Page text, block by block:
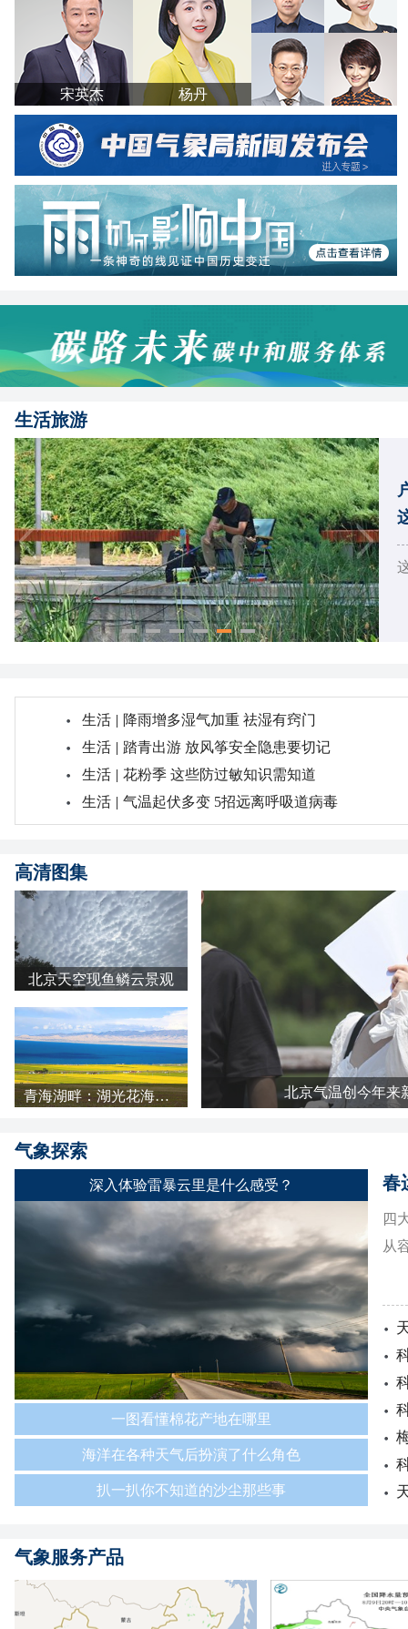
宋英杰 杨丹
生活旅游
生活 | 降雨增多湿气加重 祛湿有窍门
生活 | 踏青出游 放风筝安全隐患要切记
生活 | 花粉季 这些防过敏知识需知道
生活 | 气温起伏多变 5招远离呼吸道病毒
高清图集
北京天空现鱼鳞云景观
青海湖畔：湖光花海长云 天地铺成明亮画卷 北京气温创今年来
气象探索
深入体验雷暴云里是什么感受？
一图看懂棉花产地在哪里
海洋在各种天气后扮演了什么角色
扒一扒你不知道的沙尘那些事
春
四
从
气象服务产品